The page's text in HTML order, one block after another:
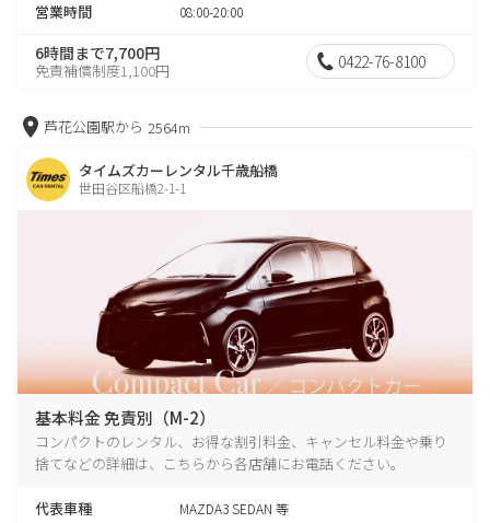
営業時間 08:00-20:00
6時間まで7,700円
免責補償制度1,100円 0422-76-8100
芦花公園駅から 2564m
タイムズカーレンタル千歳船橋
世田谷区船橋2-1-1
基本料金 免責別（M-2）
コンパクトのレンタル、お得な割引料金、キャンセル料金や乗り
捨てなどの詳細は、こちらから各店舗にお電話ください。
代表車種 MAZDA3 SEDAN 等